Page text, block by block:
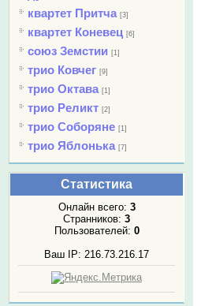
квартет Притча [3]
квартет Коневец [6]
союз Земстии [1]
трио Ковчег [9]
трио Октава [1]
трио Реликт [2]
трио Соборяне [1]
трио Яблонька [7]
Статистика
Онлайн всего: 3
Странников: 3
Пользователей: 0
Ваш IP: 216.73.216.17